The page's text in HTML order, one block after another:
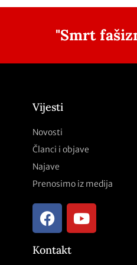
"Smrt
Vijesti
Novosti
Članci i objave
Najave
Prenosimo iz medija
Kontakt